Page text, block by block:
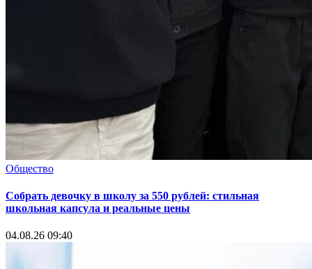
Общество
Собрать девочку в школу за 550 рублей: стильная
школьная капсула и реальные цены
04.08.26 09:40